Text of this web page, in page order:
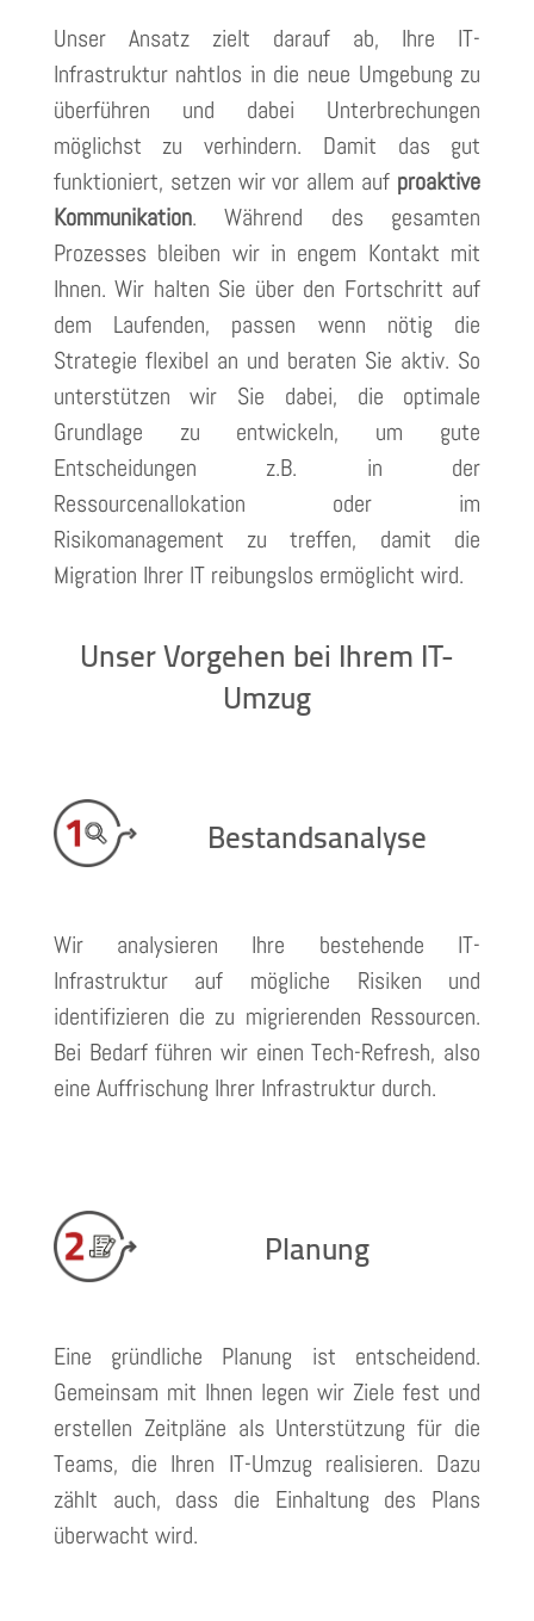
Unser Ansatz zielt darauf ab, Ihre IT-
Infrastruktur nahtlos in die neue Umgebung zu
überführen und dabei Unterbrechungen
möglichst zu verhindern. Damit das gut
funktioniert, setzen wir vor allem auf proaktive
Kommunikation. Während des gesamten
Prozesses bleiben wir in engem Kontakt mit
Ihnen. Wir halten Sie über den Fortschritt auf
dem Laufenden, passen wenn nötig die
Strategie flexibel an und beraten Sie aktiv. So
unterstützen wir Sie dabei, die optimale
Grundlage zu entwickeln, um gute
Entscheidungen z.B. in der
Ressourcenallokation oder im
Risikomanagement zu treffen, damit die
Migration Ihrer IT reibungslos ermöglicht wird.
Unser Vorgehen bei Ihrem IT-
Umzug
Bestandsanalyse
Wir analysieren Ihre bestehende IT-
Infrastruktur auf mögliche Risiken und
identifizieren die zu migrierenden Ressourcen.
Bei Bedarf führen wir einen Tech-Refresh, also
eine Auffrischung Ihrer Infrastruktur durch.
Planung
Eine gründliche Planung ist entscheidend.
Gemeinsam mit Ihnen legen wir Ziele fest und
erstellen Zeitpläne als Unterstützung für die
Teams, die Ihren IT-Umzug realisieren. Dazu
zählt auch, dass die Einhaltung des Plans
überwacht wird.